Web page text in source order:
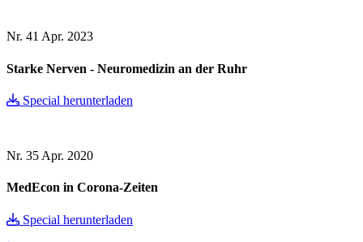
Nr. 41 Apr. 2023
Starke Nerven - Neuromedizin an der Ruhr
Special herunterladen
Nr. 35 Apr. 2020
MedEcon in Corona-Zeiten
Special herunterladen